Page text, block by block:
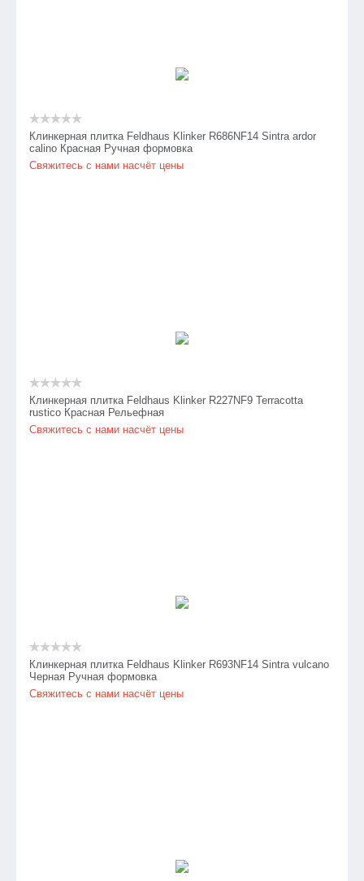
Клинкерная плитка Feldhaus Klinker R686NF14 Sintra ardor
calino Красная Ручная формовка
Свяжитесь с нами насчёт цены
Клинкерная плитка Feldhaus Klinker R227NF9 Terracotta
rustico Красная Рельефная
Свяжитесь с нами насчёт цены
Клинкерная плитка Feldhaus Klinker R693NF14 Sintra vulcano
Черная Ручная формовка
Свяжитесь с нами насчёт цены